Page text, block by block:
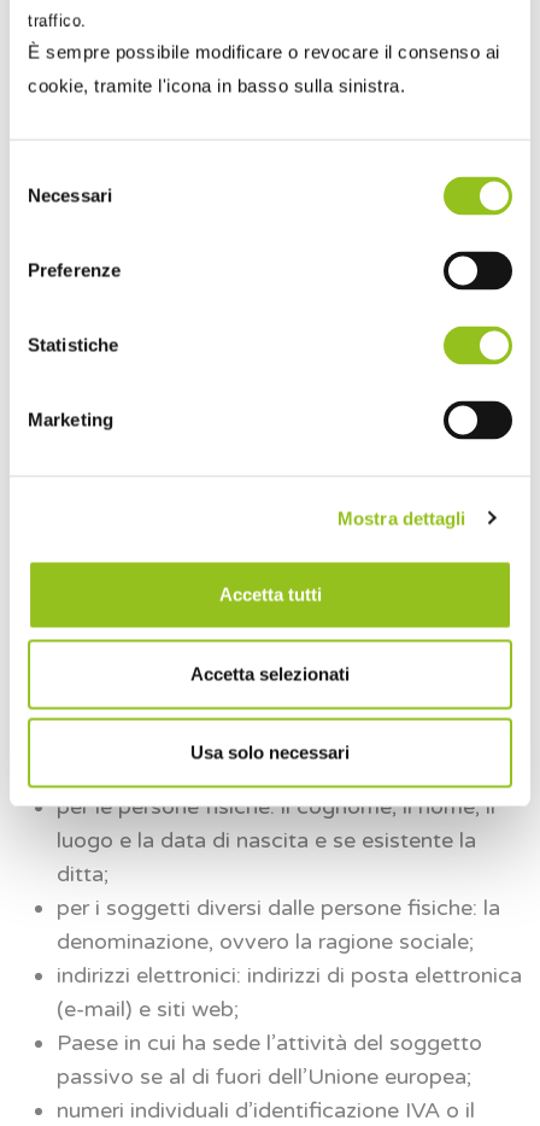
traffico.
È sempre possibile modificare o revocare il consenso ai
cookie, tramite l'icona in basso sulla sinistra.
delNecessari
Preferenze
Statistiche
Marketing
Mostra dettagli
Accetta tutti
Accetta selezionati
Usa solo necessari
membri;
informazioni bancarie: intestatario, numeri
IBAN e BIC;
nominativo del referente: nome, cognome,
indirizzo di posta elettronica e numero di
telefono del soggetto a cui l’Agenzia delle
informazioni o inviare eventuali comunicazioni;
indicazione che precisa se il soggetto passivo
indicazione che precisa se il soggetto passivo
Indicazione della qualità del soggetto
per le persone fisiche: il cognome, il nome, il
luogo e la data di nascita e se esistente la
ditta;
per i soggetti diversi dalle persone fisiche: la
denominazione, ovvero la ragione sociale;
indirizzi elettronici: indirizzi di posta elettronica
(e-mail) e siti web;
Paese in cui ha sede l’attività del soggetto
passivo se al di fuori dell’Unione europea;
numeri individuali d’identificazione IVA o il